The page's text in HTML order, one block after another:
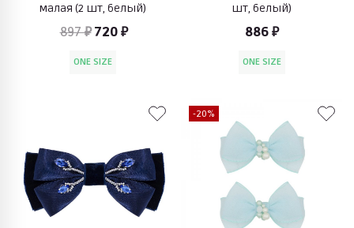
малая (2 шт, белый)
897 ₽ 720 ₽
ONE SIZE
шт, белый)
886 ₽
ONE SIZE
-20%